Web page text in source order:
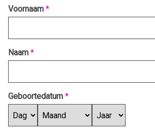
Voornaam *
Naam *
Geboortedatum *